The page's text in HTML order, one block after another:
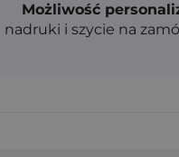
Możliwość
nadruki i szycie na